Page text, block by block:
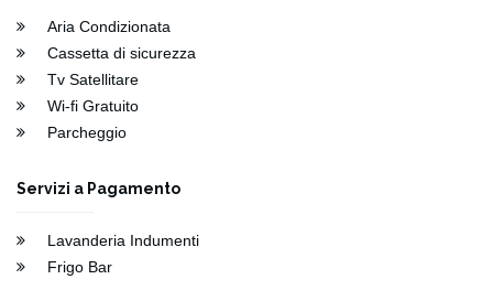
Aria Condizionata
Cassetta di sicurezza
Tv Satellitare
Wi-fi Gratuito
Parcheggio
Servizi a Pagamento
Lavanderia Indumenti
Frigo Bar